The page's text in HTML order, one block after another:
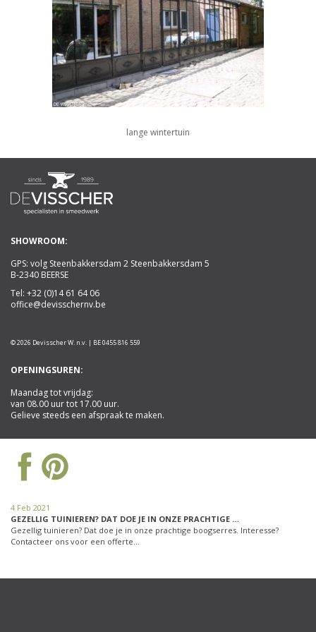
lange wintertuin
SHOWROOM:
GPS: volg Steenbakkersdam 2 Steenbakkersdam 5
B-2340 BEERSE
Tel: +32 (0)14 61 64 06
office@devisschernv.be
© 2026 Devisscher W. n.v. | BE 0455 816 559
OPENINGSUREN:
Maandag tot vrijdag:
van 08.00 uur tot 17.00 uur.
Gelieve steeds een afspraak te maken.
4 Feb 2021
GEZELLIG TUINIEREN? DAT DOE JE IN ONZE PRACHTIGE …
Gezellig tuinieren? Dat doe je in onze prachtige boogserres. Interesse?
Contacteer ons voor een offerte…